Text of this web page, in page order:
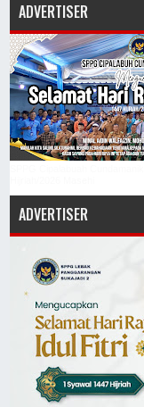
ADVERTISER
ADVERTISER